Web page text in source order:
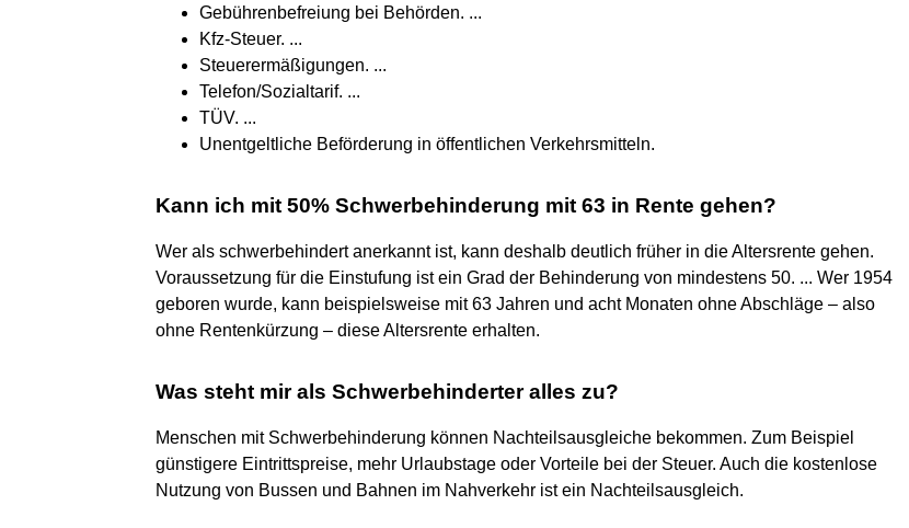
Gebührenbefreiung bei Behörden. ...
Kfz-Steuer. ...
Steuerermäßigungen. ...
Telefon/Sozialtarif. ...
TÜV. ...
Unentgeltliche Beförderung in öffentlichen Verkehrsmitteln.
Kann ich mit 50% Schwerbehinderung mit 63 in Rente gehen?
Wer als schwerbehindert anerkannt ist, kann deshalb deutlich früher in die Altersrente gehen.
Voraussetzung für die Einstufung ist ein Grad der Behinderung von mindestens 50. ... Wer 1954
geboren wurde, kann beispielsweise mit 63 Jahren und acht Monaten ohne Abschläge – also
ohne Rentenkürzung – diese Altersrente erhalten.
Was steht mir als Schwerbehinderter alles zu?
Menschen mit Schwerbehinderung können Nachteilsausgleiche bekommen. Zum Beispiel
günstigere Eintrittspreise, mehr Urlaubstage oder Vorteile bei der Steuer. Auch die kostenlose
Nutzung von Bussen und Bahnen im Nahverkehr ist ein Nachteilsausgleich.